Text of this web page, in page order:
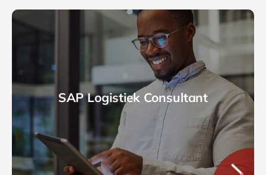
SAP Logistiek Consultant